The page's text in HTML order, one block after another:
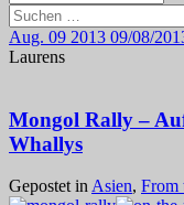
Suchen
nach:
Aug. 09 2013 09/08/
Laurens
Mongol Rally –
Whallys
Gepostet inAsien, From